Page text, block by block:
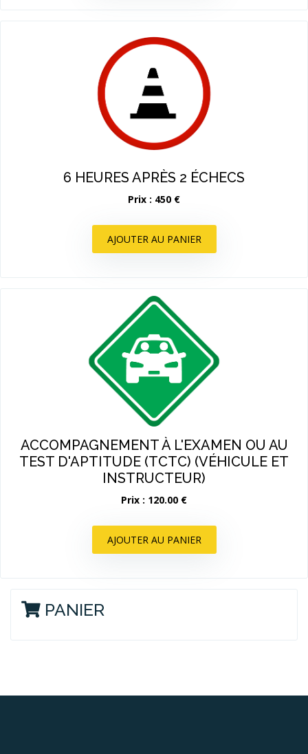
6 HEURES APRÈS 2 ÉCHECS
Prix : 450 €
AJOUTER AU PANIER
ACCOMPAGNEMENT À L'EXAMEN OU AU
TEST D'APTITUDE (TCTC) (VÉHICULE ET
INSTRUCTEUR)
Prix : 120.00 €
AJOUTER AU PANIER
PANIER